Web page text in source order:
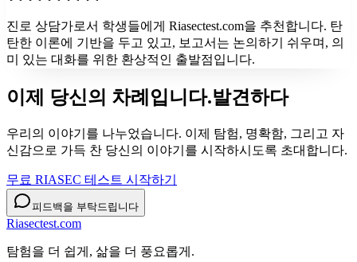
진로 상담가로서 학생들에게 Riasectest.com을 추천합니다. 탄
탄한 이론에 기반을 두고 있고, 보고서는 논의하기 쉬우며, 의
미 있는 대화를 위한 환상적인 출발점입니다.
이제 당신의 차례입니다.발견하다
우리의 이야기를 나누었습니다. 이제 탐험, 명확함, 그리고 자
신감으로 가득 찬 당신의 이야기를 시작하시도록 초대합니다.
무료 RIASEC 테스트 시작하기
피드백을 부탁드립니다
Riasectest.com
탐험을 더 쉽게, 삶을 더 풍요롭게.